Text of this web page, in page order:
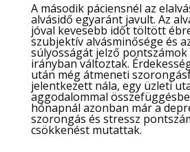
A második páciensnél az
alvásidő egyaránt javult. Az
jóval kevesebb időt töltött
szubjektív alvásminősége és
súlyosságát jelző pontszámok
irányban változtak.
után még átmeneti
jelentkezett nála, egy üzleti
aggodalommal
hónapnál azonban már a
szorongás és stressz
csökkenést mutattak.